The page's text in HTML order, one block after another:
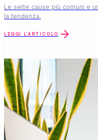
Le sette cause più comuni e
la tendenza.
LEGGI L'ARTICOLO